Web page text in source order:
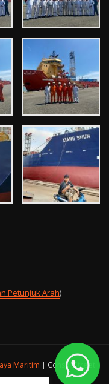
Petunjuk Arah)
Maritim | ConsultStreet